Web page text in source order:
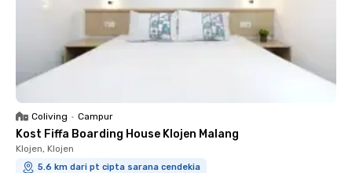
Coliving • Campur
Kost Fiffa Boarding House Klojen Malang
Klojen, Klojen
5.6 km dari pt cipta sarana cendekia